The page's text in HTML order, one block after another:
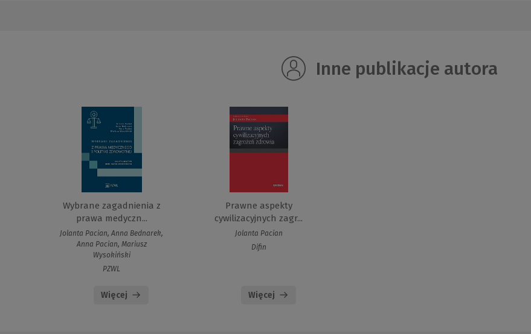
Inne publikacje autora
Wybrane zagadnienia z
prawa medyczn...
Jolanta Pacian, Anna Bednarek,
Anna Pacian, Mariusz
Wysokiński
PZWL
Więcej
Prawne aspekty
cywilizacyjnych zagr...
Jolanta Pacian
Difin
Więcej